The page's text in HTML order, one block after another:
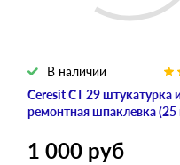
Ceresit CT 29 штукатурка
ремонтная шпаклевка (25
В наличии
1 000 руб